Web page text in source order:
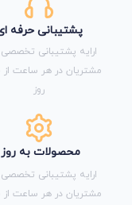
پشتیبانی حرفه
ارایه پشتیبانی تخصصی
مشتریان در هر ساعت از
روز
محصولات به روز
ارایه پشتیبانی تخصصی
مشتریان در هر ساعت از